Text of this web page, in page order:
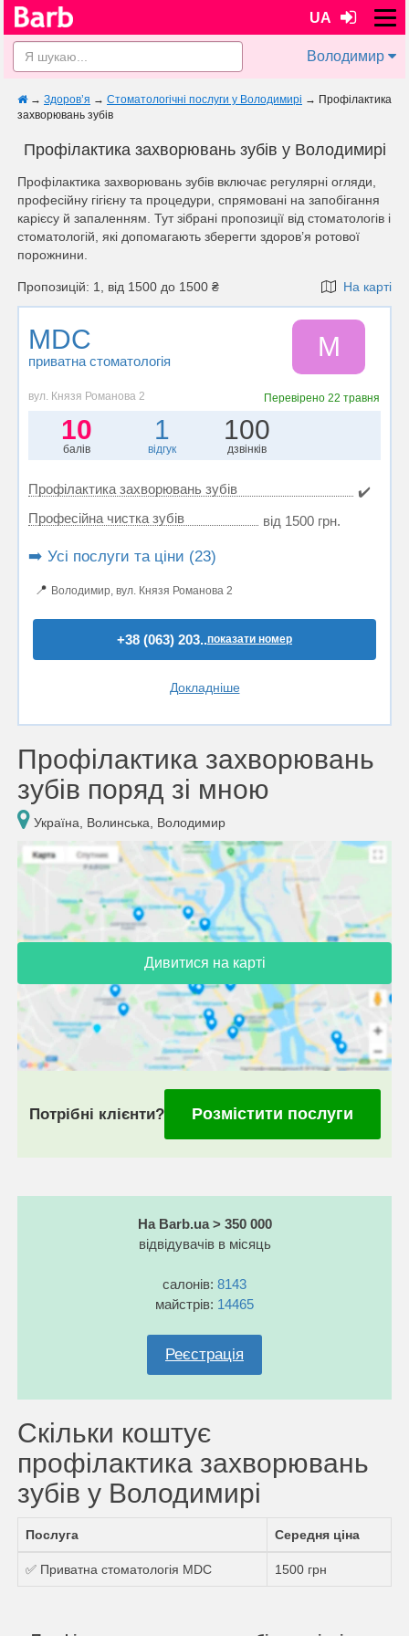
UA
Володимир
→ Здоров’я → Стоматологічні послуги у Володимирі → Профілактика
захворювань зубів
Профілактика захворювань зубів у Володимирі
Профілактика захворювань зубів включає регулярні огляди,
професійну гігієну та процедури, спрямовані на запобігання
карієсу й запаленням. Тут зібрані пропозиції від стоматологів і
стоматологій, які допомагають зберегти здоров’я ротової
порожнини.
Пропозицій: 1, від 1500 до 1500 ₴ На карті
MDC
приватна стоматологія M
вул. Князя Романова 2 Перевірено22 травня
10
балів
1
відгук
100
дзвінків
Профілактика захворювань зубів
✔️
Професійна чистка зубів
від 1500 грн.
➡️ Усі послуги та ціни (23)
📍 Володимир, вул. Князя Романова 2
+38 (063) 203..показати номер
Докладніше
Профілактика захворювань
зубів поряд зі мною
Україна, Волинська, Володимир
Дивитися на карті
Потрібні клієнти? Розмістити послуги
На Barb.ua > 350 000
відвідувачів в місяць
салонів: 8143
майстрів: 14465
Реєстрація
Скільки коштує
профілактика захворювань
зубів у Володимирі
Послуга Середня ціна
✅ Приватна стоматологія MDC 1500 грн